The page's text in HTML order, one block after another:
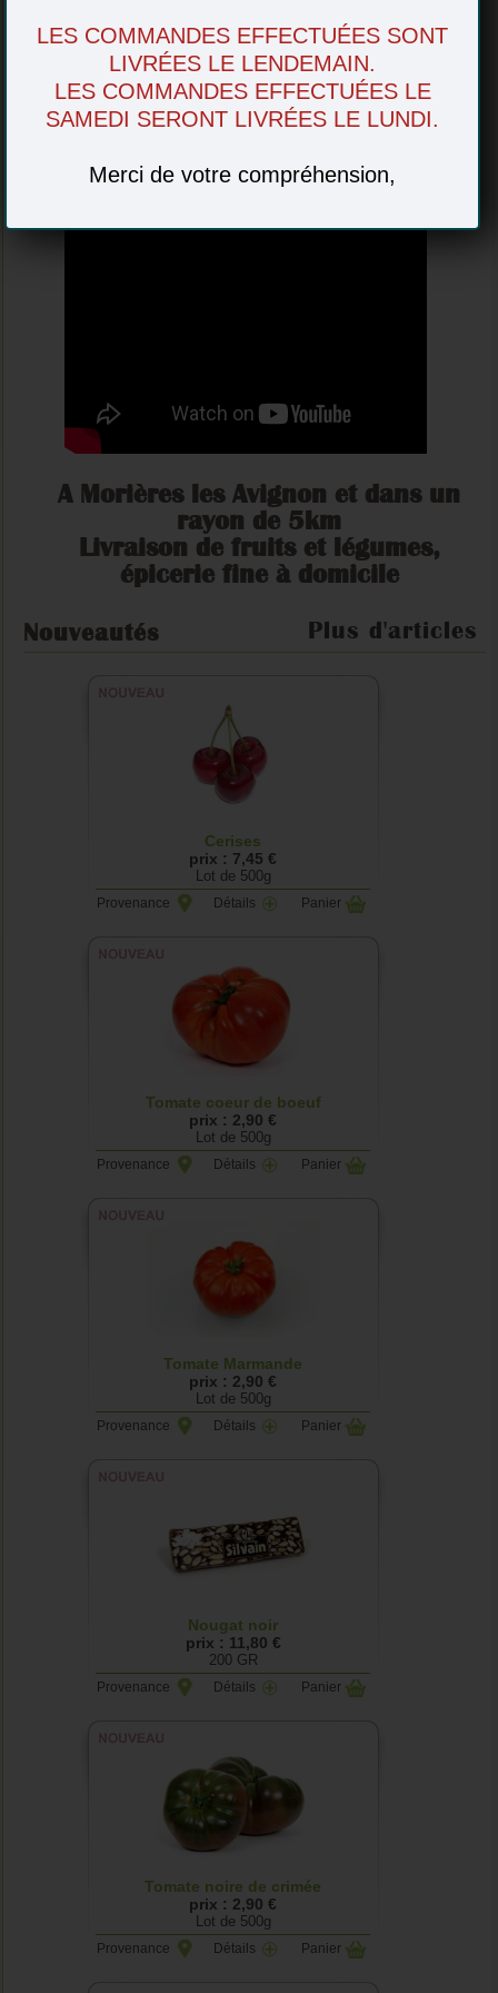
LES COMMANDES EFFECTUÉES SONT
LIVRÉES LE LENDEMAIN.
LES COMMANDES EFFECTUÉES LE
SAMEDI SERONT LIVRÉES LE LUNDI.
Merci de votre compréhension,
A vos commandes !
A Morières les Avignon et dans un
rayon de 5km
Livraison de fruits et légumes,
épicerie fine à domicile
Nouveautés Plus d'articles
Cerises
prix : 7,45 €
Lot de 500g
Provenance Détails Panier
Tomate coeur de boeuf
prix : 2,90 €
Lot de 500g
Provenance Détails Panier
Tomate Marmande
prix : 2,90 €
Lot de 500g
Provenance Détails Panier
Nougat noir
prix : 11,80 €
200 GR
Provenance Détails Panier
Tomate noire de crimée
prix : 2,90 €
Lot de 500g
Provenance Détails Panier